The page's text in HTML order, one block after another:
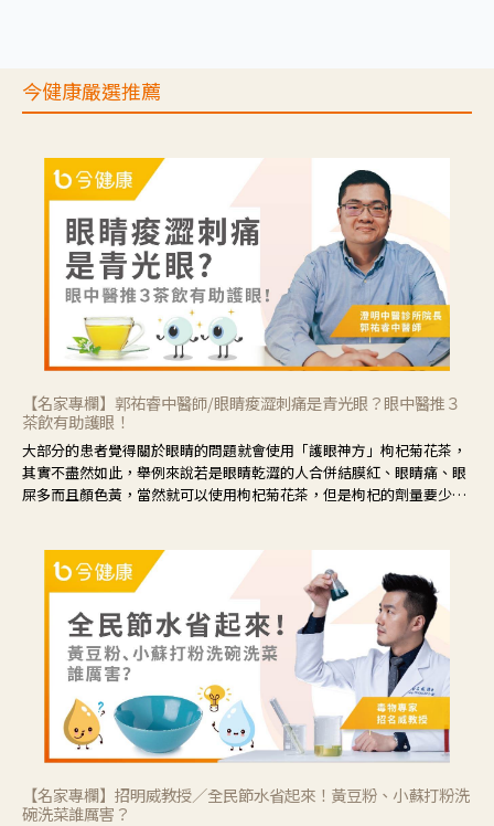
今健康嚴選推薦
【名家專欄】郭祐睿中醫師/眼睛痠澀刺痛是青光眼？眼中醫推３
茶飲有助護眼！
大部分的患者覺得關於眼睛的問題就會使用「護眼神方」枸杞菊花茶，
其實不盡然如此，舉例來說若是眼睛乾澀的人合併結膜紅、眼睛痛、眼
屎多而且顏色黃，當然就可以使用枸杞菊花茶，但是枸杞的劑量要少，
候就要使用菊花、金銀花來治療；假如單純的眼睛乾澀，結膜沒有紅，
眼睛周圍沒有眼屎，這種情況是屬於「陰虛」，就可以使用枸杞、蓮
藕、麥門冬、山藥等比較滋潤的藥材，效果就更顯著。
【名家專欄】招明威教授／全民節水省起來！黃豆粉、小蘇打粉洗
碗洗菜誰厲害？